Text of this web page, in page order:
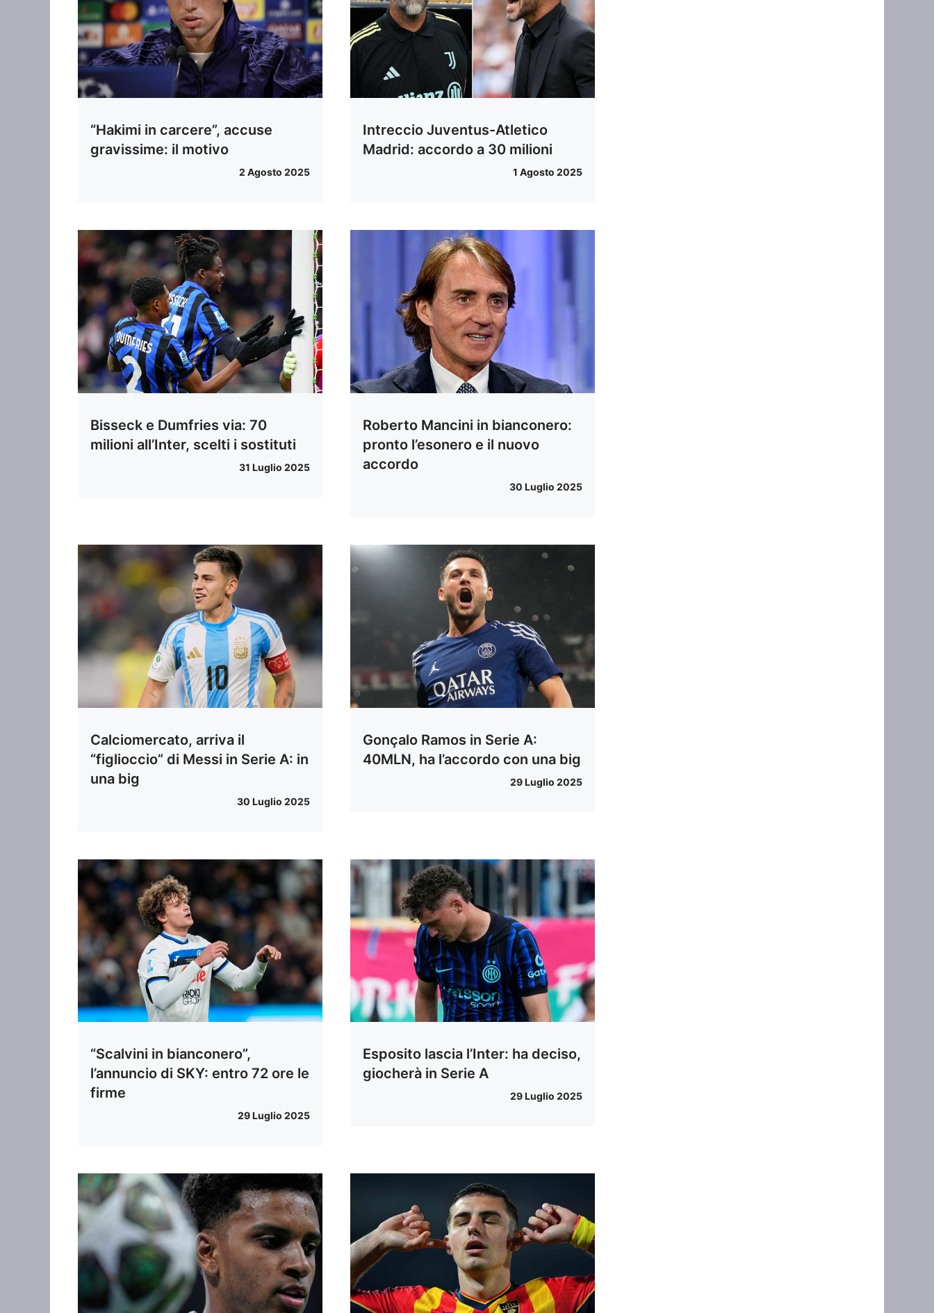
“Hakimi in carcere”, accuse
gravissime: il motivo
2 Agosto 2025
Intreccio Juventus-Atletico
Madrid: accordo a 30 milioni
1 Agosto 2025
Bisseck e Dumfries via: 70
milioni all’Inter, scelti i sostituti
31 Luglio 2025
Roberto Mancini in bianconero:
pronto l’esonero e il nuovo
accordo
30 Luglio 2025
Calciomercato, arriva il
“figlioccio” di Messi in Serie A: in
una big
30 Luglio 2025
Gonçalo Ramos in Serie A:
40MLN, ha l’accordo con una big
29 Luglio 2025
“Scalvini in bianconero”,
l’annuncio di SKY: entro 72 ore le
firme
29 Luglio 2025
Esposito lascia l’Inter: ha deciso,
giocherà in Serie A
29 Luglio 2025